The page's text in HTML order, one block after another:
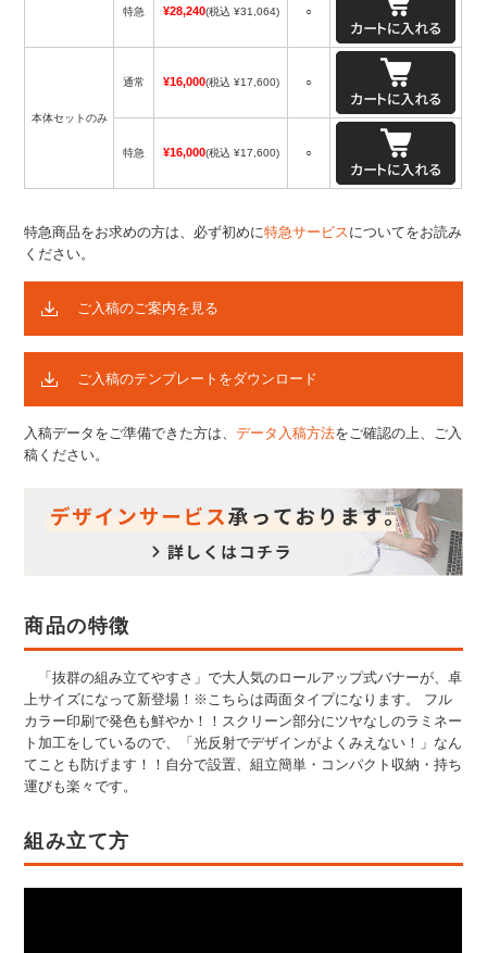
特急 ¥28,240(税込 ¥31,064) ○
本体セットのみ
通常 ¥16,000(税込 ¥17,600) ○
特急 ¥16,000(税込 ¥17,600) ○
特急商品をお求めの方は、必ず初めに特急サービスについてをお読み
ください。
ご入稿のご案内を見る
ご入稿のテンプレートをダウンロード
入稿データをご準備できた方は、データ入稿方法をご確認の上、ご入
稿ください。
商品の特徴
「抜群の組み立てやすさ」で大人気のロールアップ式バナーが、卓
上サイズになって新登場！※こちらは両面タイプになります。 フル
カラー印刷で発色も鮮やか！！スクリーン部分にツヤなしのラミネー
ト加工をしているので、「光反射でデザインがよくみえない！」なん
てことも防げます！！自分で設置、組立簡単・コンパクト収納・持ち
運びも楽々です。
組み立て方